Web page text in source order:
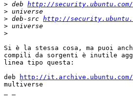
> deb http://security.ubuntu.com/
>
> deb-src http://
>
>
Si è la stessa cosa, ma puoi
compili da sorgenti è inutile
linea tipo questa:
deb
http://it.archive.ubuntu.com/
multiverse